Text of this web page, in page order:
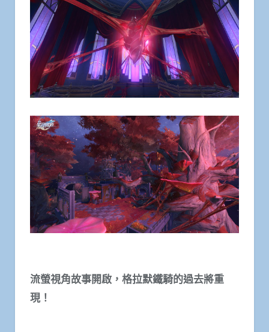
流螢視角故事開啟，格拉默鐵騎的過去將重
現！